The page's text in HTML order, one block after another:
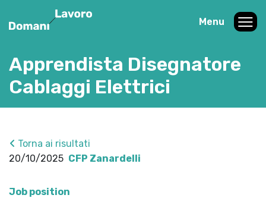
Menu
Apprendista Disegnatore
Cablaggi Elettrici
Torna ai risultati
20/10/2025 CFP Zanardelli
Job position